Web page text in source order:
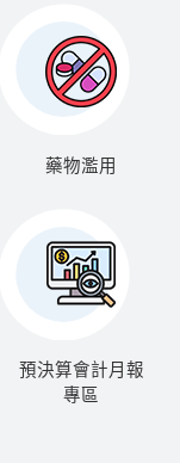
藥物濫用
預決算會計月報
專區